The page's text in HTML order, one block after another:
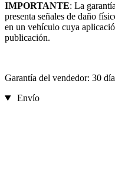
IMPORTANTE: La
presenta señales de daño
en un vehículo cuya
publicación.
Garantía del vendedor: 30
Envío